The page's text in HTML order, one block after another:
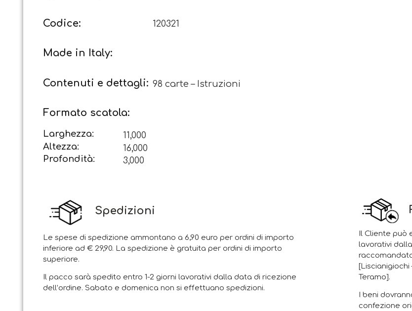
Codice: 120321
Made in Italy:
Contenuti e dettagli: 98 carte – Istruzioni
Formato scatola:
Larghezza:
11,000
Altezza:
16,000
Profondità:
3,000
Spedizioni
Le spese di spedizione ammontano a 6,90 euro per ordini di importo
inferiore ad € 29,90. La spedizione è gratuita per ordini di importo
superiore.
Il pacco sarà spedito entro 1-2 giorni lavorativi dalla data di ricezione
dell’ordine. Sabato e domenica non si effettuano spedizioni.
Il Cliente può
lavorativi
[Liscianigiochi
Teramo].
I beni
confezione